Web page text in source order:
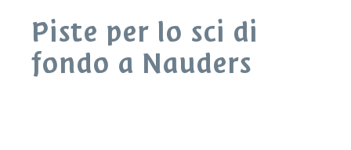
Piste per lo sci di
fondo a Nauders